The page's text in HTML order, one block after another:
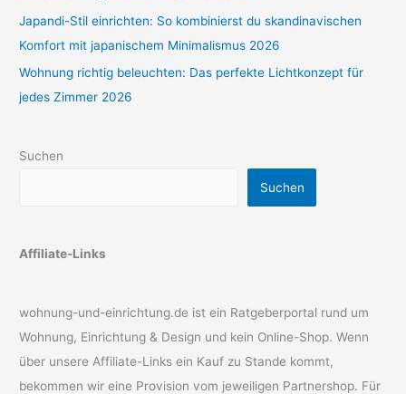
Japandi-Stil einrichten: So kombinierst du skandinavischen
Komfort mit japanischem Minimalismus 2026
Wohnung richtig beleuchten: Das perfekte Lichtkonzept für
jedes Zimmer 2026
Suchen
Suchen
Affiliate-Links
wohnung-und-einrichtung.de ist ein Ratgeberportal rund um
Wohnung, Einrichtung & Design und kein Online-Shop. Wenn
über unsere Affiliate-Links ein Kauf zu Stande kommt,
bekommen wir eine Provision vom jeweiligen Partnershop. Für